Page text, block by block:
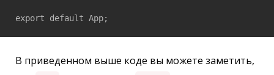
export default App;
В приведенном выше коде вы можете заметить,